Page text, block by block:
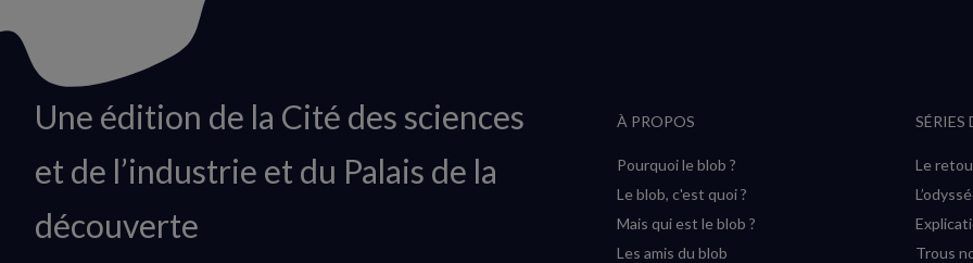
Animation
logo
Une édition de la Cité des sciences
et de l’industrie et du Palais de la
découverte
À PROPOS
Pourquoi le blob ?
Le blob, c'est quoi ?
Mais qui est le blob ?
Les amis du blob
SÉRIES
Le
Trous